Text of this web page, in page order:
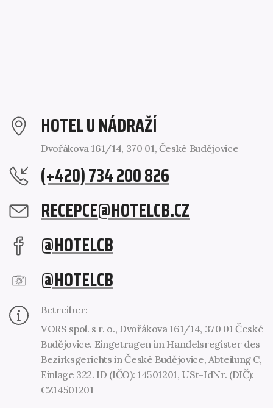
HOTEL U NÁDRAŽÍ
Dvořákova 161/14, 370 01, České Budějovice
(+420) 734 200 826
RECEPCE@HOTELCB.CZ
@HOTELCB
@HOTELCB
Betreiber:
VORS spol. s r. o., Dvořákova 161/14, 370 01 České
Budějovice. Eingetragen im Handelsregister des
Bezirksgerichts in České Budějovice, Abteilung C,
Einlage 322. ID (IČO): 14501201, USt-IdNr. (DIČ):
CZ14501201